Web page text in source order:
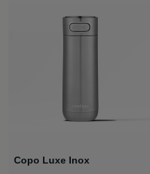
Copo Luxe Inox